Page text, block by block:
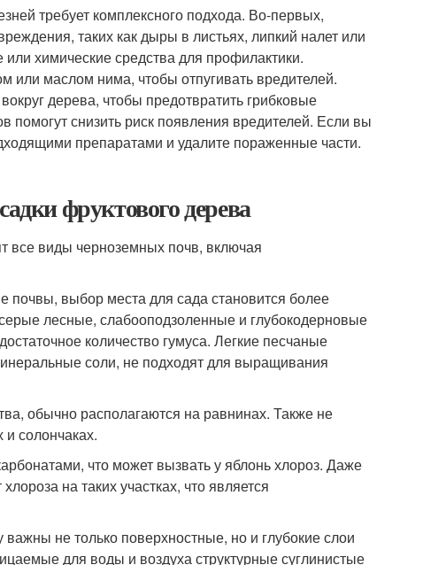
требует комплексного подхода. Во-первых,
таких как дыры в листьях, липкий налет или
химические средства для профилактики.
маслом нима, чтобы отпугивать вредителей.
дерева, чтобы предотвратить грибковые
помогут снизить риск появления вредителей. Если вы
препаратами и удалите пораженные части.
фруктового дерева
все виды черноземных почв, включая
почвы, выбор места для сада становится более
лесные, слабооподзоленные и глубокодерновые
количество гумуса. Легкие песчаные
соли, не подходят для выращивания
обычно располагаются на равнинах. Также не
и солончаках.
что может вызвать у яблонь хлороз. Даже
на таких участках, что является
не только поверхностные, но и глубокие слои
для воды и воздуха структурные суглинистые